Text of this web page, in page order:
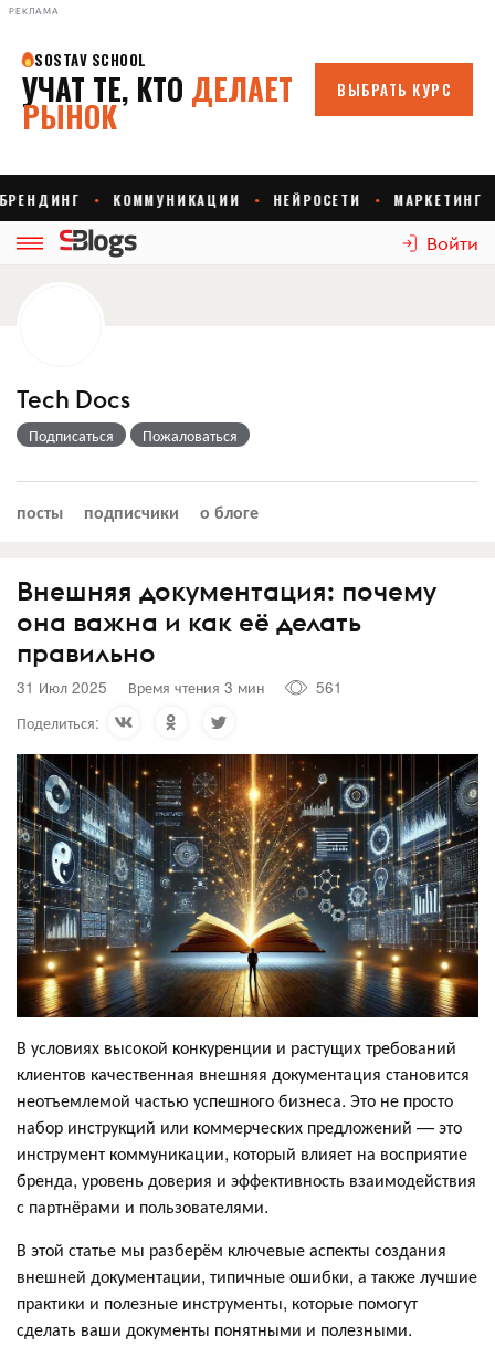
РЕКЛАМА
Войти
Tech Docs
Подписаться Пожаловаться
посты подписчики о блоге
Внешняя документация: почему
она важна и как её делать
правильно
31 Июл 2025 Время чтения 3 мин
561
Поделиться:
В условиях высокой конкуренции и растущих требований
клиентов качественная внешняя документация становится
неотъемлемой частью успешного бизнеса. Это не просто
набор инструкций или коммерческих предложений — это
инструмент коммуникации, который влияет на восприятие
бренда, уровень доверия и эффективность взаимодействия
с партнёрами и пользователями.
В этой статье мы разберём ключевые аспекты создания
внешней документации, типичные ошибки, а также лучшие
практики и полезные инструменты, которые помогут
сделать ваши документы понятными и полезными.